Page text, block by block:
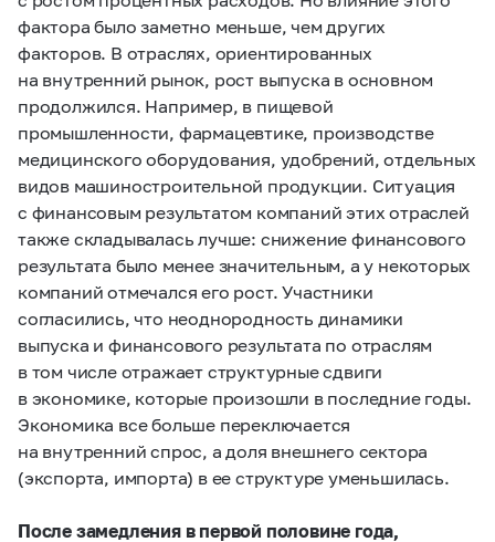
фактора было заметно меньше, чем других
факторов. В отраслях, ориентированных
на внутренний рынок, рост выпуска в основном
продолжился. Например, в пищевой
промышленности, фармацевтике, производстве
медицинского оборудования, удобрений, отдельных
видов машиностроительной продукции. Ситуация
с финансовым результатом компаний этих отраслей
также складывалась лучше: снижение финансового
результата было менее значительным, а у некоторых
компаний отмечался его рост. Участники
согласились, что неоднородность динамики
выпуска и финансового результата по отраслям
в том числе отражает структурные сдвиги
в экономике, которые произошли в последние годы.
Экономика все больше переключается
на внутренний спрос, а доля внешнего сектора
(экспорта, импорта) в ее структуре уменьшилась.
После замедления в первой половине года,